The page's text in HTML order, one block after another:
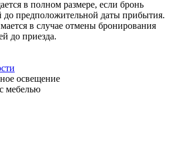
в полном размере, если бронь
до предположительной даты прибытия.
в случае отмены бронирования
до приезда.
освещение
мебелью